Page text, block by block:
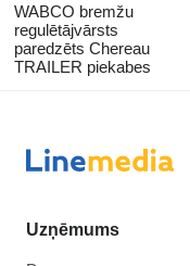
WABCO bremžu
regulētājvārsts
paredzēts Chereau
TRAILER piekabes
Uzņēmums